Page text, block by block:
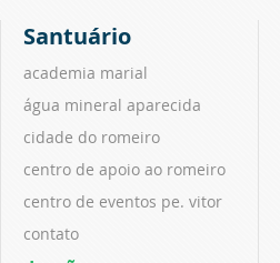
Santuário
academia marial
água mineral aparecida
cidade do romeiro
centro de apoio ao romeiro
centro de eventos pe. vitor
contato